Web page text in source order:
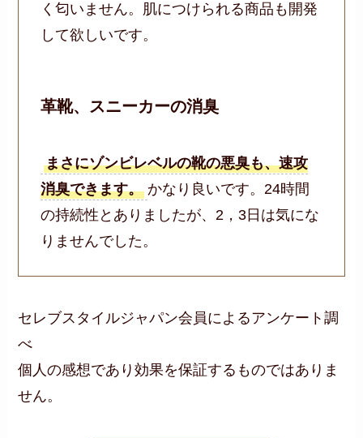
く匂いません。肌につけられる商品も開発
して欲しいです。
革靴、スニーカーの消臭
まさにゾンビレベルの靴の悪臭も、速攻
消臭できます。 かなり良いです。24時間
の持続性とありましたが、2，3日は気にな
りませんでした。
セレブスタイルジャパン会員によるアンケート調
べ
個人の感想であり効果を保証するものではありま
せん。